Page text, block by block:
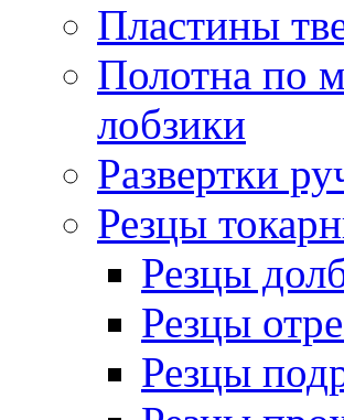
Пластины
Полотна по
лобзики
Развертки
Резцы
Резцы
Резцы
Резцы